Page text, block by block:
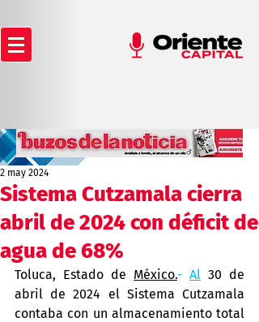
Sistema Cutzamala cierra
abril de 2024 con déficit de
agua de 68%
2 may 2024
Toluca, Estado de México.- Al 30 de
abril de 2024 el Sistema Cutzamala
contaba con un almacenamiento total